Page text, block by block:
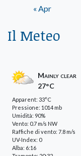
« Apr
Il Meteo
Mainly clear
27°C
Apparent: 33°C
Pressione: 1014 mb
Umidità: 90%
Vento: 0.7 m/s NW
Raffiche di vento: 7.8 m/s
UV-Index: 0
Alba: 6:16